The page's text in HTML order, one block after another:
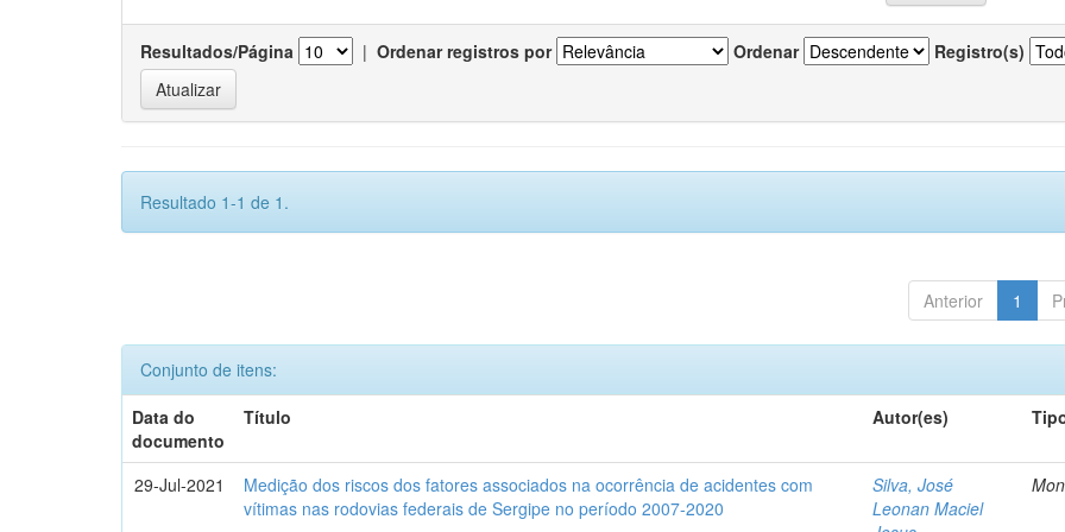
Resultados/Página | Ordenar registros por Ordenar Registro(s)
Resultado 1-1 de 1.
Anterior 1
Conjunto de itens:
Data do
documento
Título Autor(es)
29-Jul-2021
Medição dos riscos dos fatores associados na ocorrência de acidentes com
vítimas nas rodovias federais de Sergipe no período 2007-2020
Silva, José
Leonan Maciel